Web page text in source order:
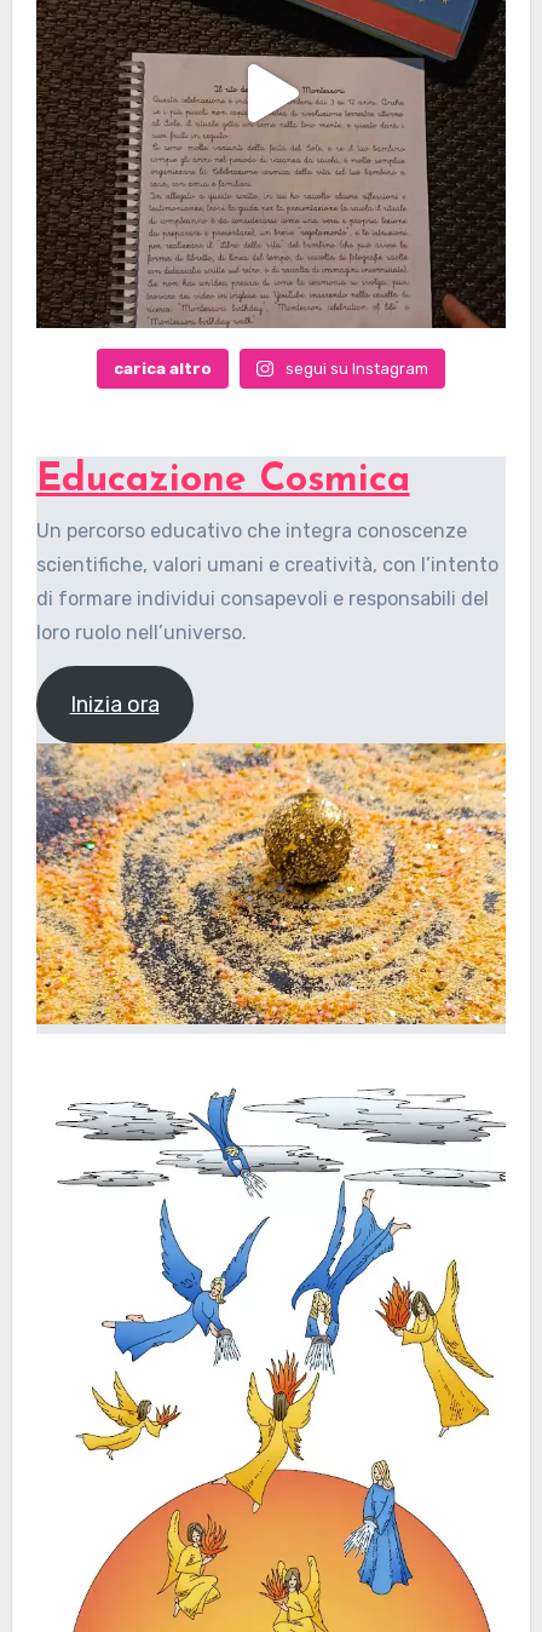
carica altro segui su Instagram
Educazione Cosmica
Un percorso educativo che integra conoscenze
scientifiche, valori umani e creatività, con l’intento
di formare individui consapevoli e responsabili del
loro ruolo nell’universo.
Inizia ora